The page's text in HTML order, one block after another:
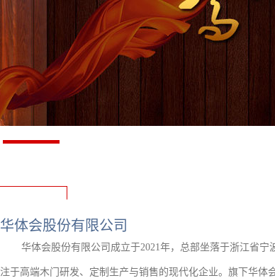
华体会股份有限公司
华体会股份有限公司成立于2021年，总部坐落于浙江省宁
注于高端木门研发、定制生产与销售的现代化企业。旗下华体